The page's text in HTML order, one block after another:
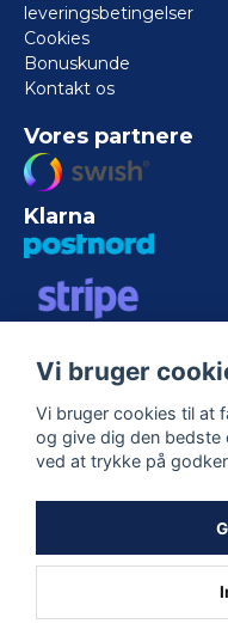
leveringsbetingelser
Cookies
Bonuskunde
Kontakt os
Vores partnere
Klarna
EXPRESS
Følg os
Vi bruger
Vi bruger cookies til at
og give dig den
ved at trykke på